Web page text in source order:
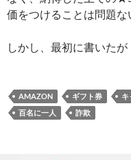
価をつけることは問題な
しかし、最初に書いたが
AMAZON ギフト券 キ
百名に一人
詐欺